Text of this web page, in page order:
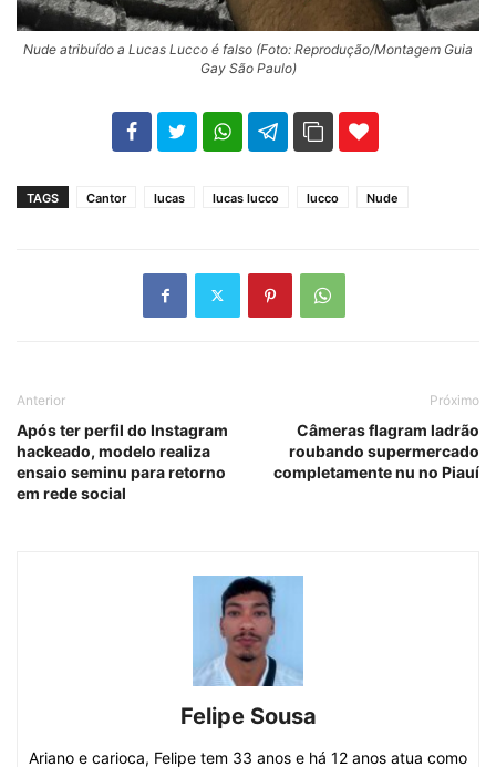
Nude atribuído a Lucas Lucco é falso (Foto: Reprodução/Montagem Guia
Gay São Paulo)
102 35
TAGS Cantor lucas lucas lucco lucco Nude
Anterior
Após ter perfil do Instagram
hackeado, modelo realiza
ensaio seminu para retorno
em rede social
Próximo
Câmeras flagram ladrão
roubando supermercado
completamente nu no Piauí
Felipe Sousa
Ariano e carioca, Felipe tem 33 anos e há 12 anos atua como